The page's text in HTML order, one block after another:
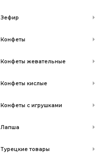
Зефир
Конфеты
Конфеты жевательные
Конфеты кислые
Конфеты с игрушками
Лапша
Турецкие товары